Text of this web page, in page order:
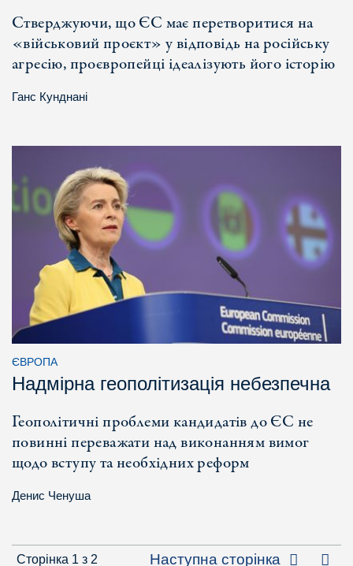
Стверджуючи, що ЄС має перетворитися на
«військовий проєкт» у відповідь на російську
агресію, проєвропейці ідеалізують його історію
Ганс Кунднані
ЄВРОПА
Надмірна геополітизація небезпечна
Геополітичні проблеми кандидатів до ЄС не
повинні переважати над виконанням вимог
щодо вступу та необхідних реформ
Денис Ченуша
Сторінка 1 з 2 Наступна сторінка